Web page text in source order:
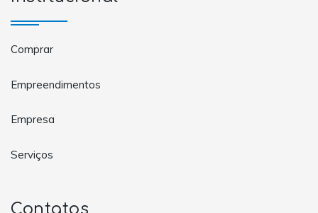
Comprar
Empreendimentos
Empresa
Serviços
Contatos